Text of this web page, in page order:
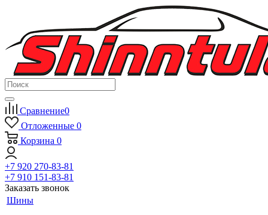
Сравнение0
Отложенные 0
Корзина 0
+7 920 270-83-81
+7 910 151-83-81
Заказать звонок
Шины